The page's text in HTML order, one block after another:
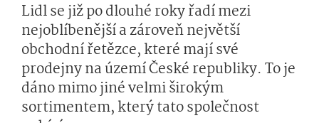
Lidl se již po dlouhé roky řadí mezi
nejoblíbenější a zároveň největší
obchodní řetězce, které mají své
prodejny na území České republiky. To je
dáno mimo jiné velmi širokým
sortimentem, který tato společnost